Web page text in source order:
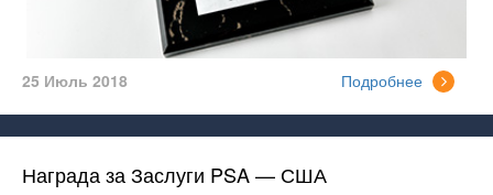
25 Июль 2018 Подробнее
Награда за Заслуги PSA — США